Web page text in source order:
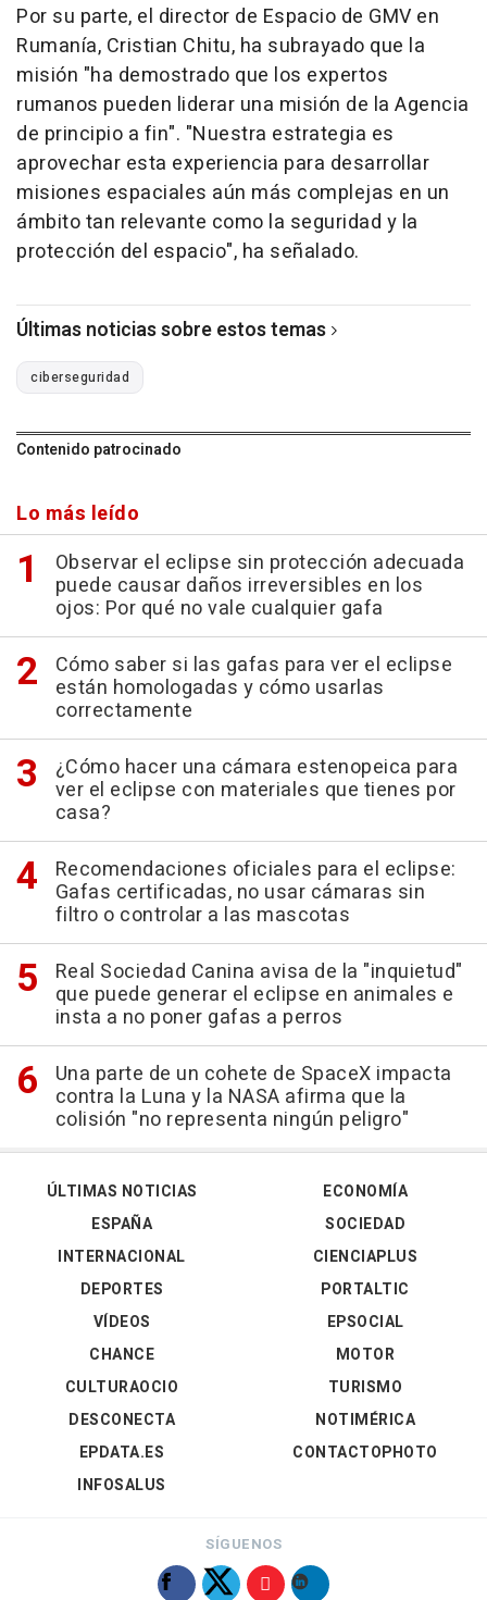
Por su parte, el director de Espacio de GMV en
Rumanía, Cristian Chitu, ha subrayado que la
misión "ha demostrado que los expertos
rumanos pueden liderar una misión de la Agencia
de principio a fin". "Nuestra estrategia es
aprovechar esta experiencia para desarrollar
misiones espaciales aún más complejas en un
ámbito tan relevante como la seguridad y la
protección del espacio", ha señalado.
Últimas noticias sobre estos temas
ciberseguridad
Contenido patrocinado
Lo más leído
Observar el eclipse sin protección adecuada
puede causar daños irreversibles en los
ojos: Por qué no vale cualquier gafa
Cómo saber si las gafas para ver el eclipse
están homologadas y cómo usarlas
correctamente
¿Cómo hacer una cámara estenopeica para
ver el eclipse con materiales que tienes por
casa?
Recomendaciones oficiales para el eclipse:
Gafas certificadas, no usar cámaras sin
filtro o controlar a las mascotas
Real Sociedad Canina avisa de la "inquietud"
que puede generar el eclipse en animales e
insta a no poner gafas a perros
Una parte de un cohete de SpaceX impacta
contra la Luna y la NASA afirma que la
colisión "no representa ningún peligro"
ÚLTIMAS NOTICIAS
ESPAÑA
INTERNACIONAL
DEPORTES
VÍDEOS
ECONOMÍA
SOCIEDAD
CIENCIAPLUS
PORTALTIC
EPSOCIAL
CHANCE
CULTURAOCIO
DESCONECTA
EPDATA.ES
INFOSALUS
MOTOR
TURISMO
NOTIMÉRICA
CONTACTOPHOTO
SÍGUENOS